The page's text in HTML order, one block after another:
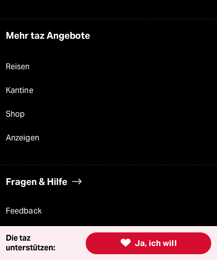
Mehr taz Angebote
Reisen
Kantine
Shop
Anzeigen
Fragen & Hilfe
Feedback
Aboservice
 Ja, ich will
Die taz
unterstützen: